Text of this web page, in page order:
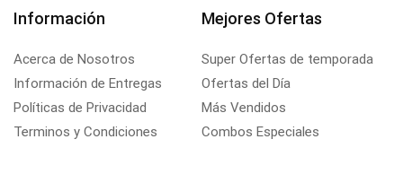
Información
Acerca de Nosotros
Información de Entregas
Políticas de Privacidad
Terminos y Condiciones
Mejores Ofertas
Super Ofertas de temporada
Ofertas del Día
Más Vendidos
Combos Especiales